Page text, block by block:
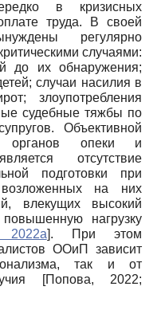
в кризисных
труда. В своей
регулярно
случаями:
до их обнаружения;
случаи насилия в
злоупотребления
судебные тяжбы по
Объективной
органов опеки и
отсутствие
подготовки при
на них
влекущих высокий
нагрузку
2022а]. При этом
ООиП зависит
так и от
[Попова, 2022;